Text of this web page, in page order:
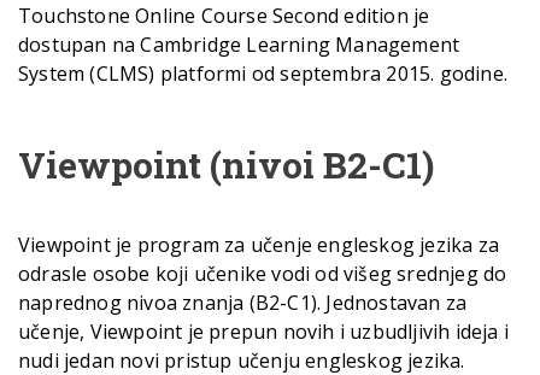
Touchstone Online Course Second edition je
dostupan na Cambridge Learning Management
System (CLMS) platformi od septembra 2015. godine.
Viewpoint (nivoi B2-C1)
Viewpoint je program za učenje engleskog jezika za
odrasle osobe koji učenike vodi od višeg srednjeg do
naprednog nivoa znanja (B2-C1). Jednostavan za
učenje, Viewpoint je prepun novih i uzbudljivih ideja i
nudi jedan novi pristup učenju engleskog jezika.